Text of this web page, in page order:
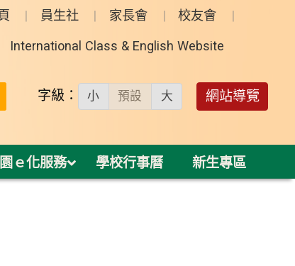
員生社 家長會 校友會
International Class & English Website
出 字級： 小 預設 大 網站導覽
ｅ化服務 學校行事曆 新生專區